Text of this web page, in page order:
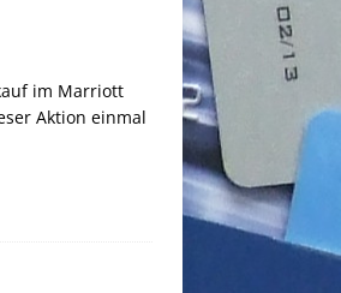
im Marriott
Aktion einmal